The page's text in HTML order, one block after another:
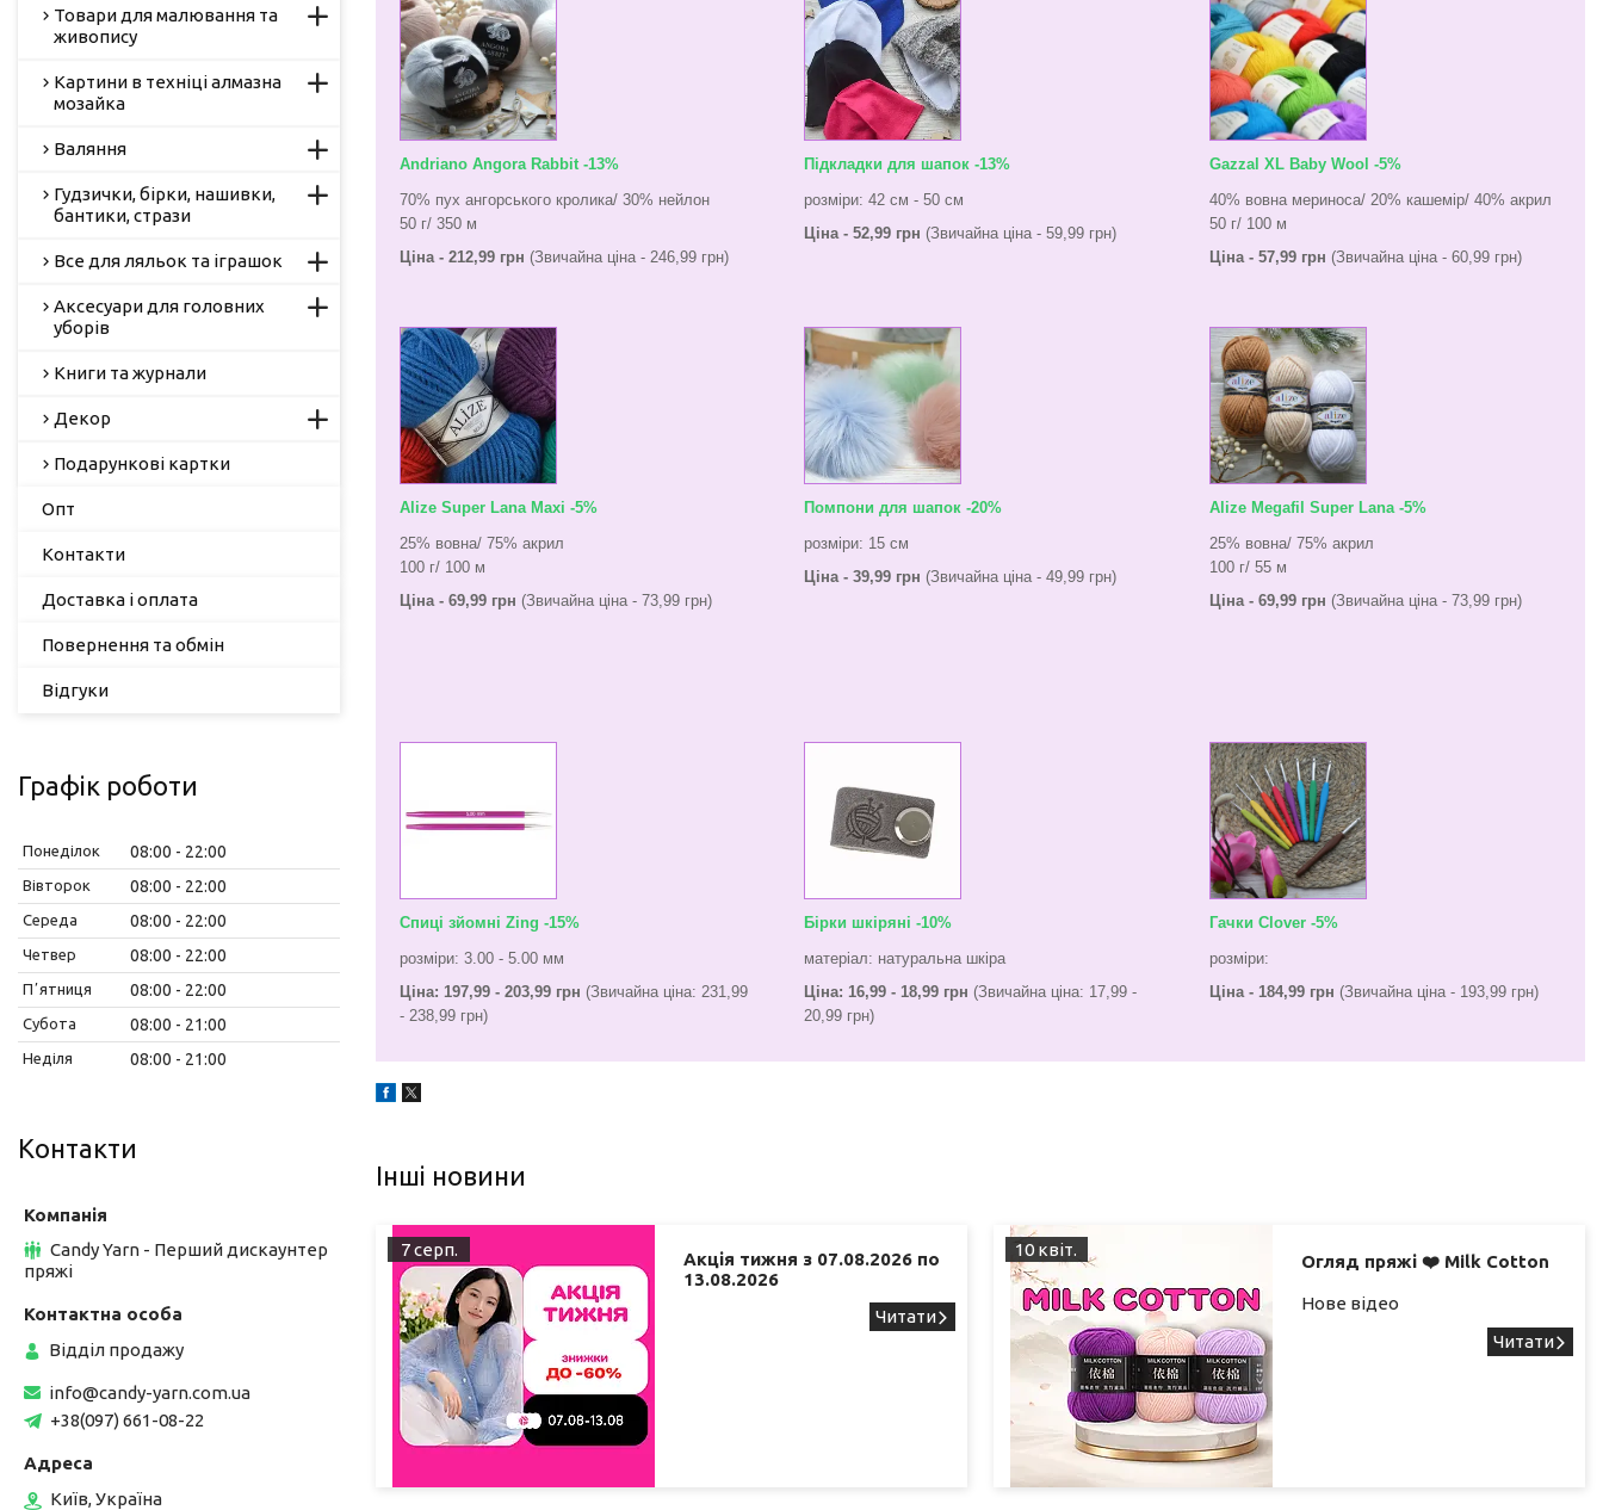
Andriano Angora Rabbit -13%
70% пух ангорського кролика/ 30% нейлон
50 г/ 350 м
Ціна - 212,99 грн (Звичайна ціна - 246,99 грн)
Підкладки для шапок -13%
розміри: 42 см - 50 см
Ціна - 52,99 грн (Звичайна ціна - 59,99 грн)
Gazzal XL Baby Wool -5%
40% вовна мериноса/ 20% кашемір/ 40% акрил
50 г/ 100 м
Ціна - 57,99 грн (Звичайна ціна - 60,99 грн)
Alize Super Lana Maxi -5%
25% вовна/ 75% акрил
100 г/ 100 м
Ціна - 69,99 грн (Звичайна ціна - 73,99 грн)
Помпони для шапок -20%
розміри: 15 см
Ціна - 39,99 грн (Звичайна ціна - 49,99 грн)
Alize Megafil Super Lana -5%
25% вовна/ 75% акрил
100 г/ 55 м
Ціна - 69,99 грн (Звичайна ціна - 73,99 грн)
Спиці зйомні Zing -15%
розміри: 3.00 - 5.00 мм
Ціна: 197,99 - 203,99 грн (Звичайна ціна: 231,99
- 238,99 грн)
Бірки шкіряні -10%
матеріал: натуральна шкіра
Ціна: 16,99 - 18,99 грн (Звичайна ціна: 17,99 -
20,99 грн)
Гачки Clover -5%
розміри:
Ціна - 184,99 грн (Звичайна ціна - 193,99 грн)
Інші новини
7 серп.
Акція тижня з 07.08.2026 по
13.08.2026
10 квіт.
Огляд пряжі ❤️ Milk Cotton
Нове відео
Товари для малювання та
живопису
Картини в техніці алмазна
мозайка
Валяння
Гудзички, бірки, нашивки,
бантики, стрази
Все для ляльок та іграшок
Аксесуари для головних
уборів
Книги та журнали
Декор
Подарункові картки
Опт
Контакти
Доставка і оплата
Повернення та обмін
Відгуки
Графік роботи
Понеділок 08:00 22:00
Вівторок 08:00 22:00
Середа 08:00 22:00
Четвер 08:00 22:00
Пʼятниця 08:00 22:00
Субота 08:00 21:00
Неділя 08:00 21:00
Контакти
Candy Yarn - Перший дискаунтер
пряжі
Відділ продажу
info@candy-yarn.com.ua
+38(097) 661-08-22
Київ, Україна